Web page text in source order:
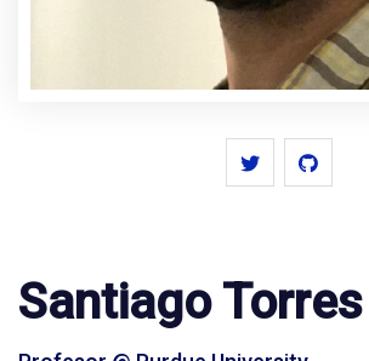
Santiago Torres